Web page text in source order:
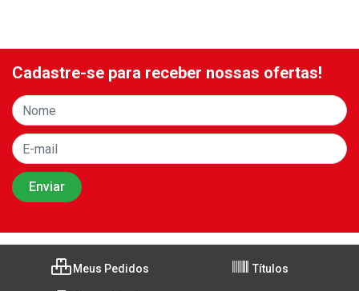
Cadastre-se para receber nossas ofertas!
Meus Pedidos Títulos